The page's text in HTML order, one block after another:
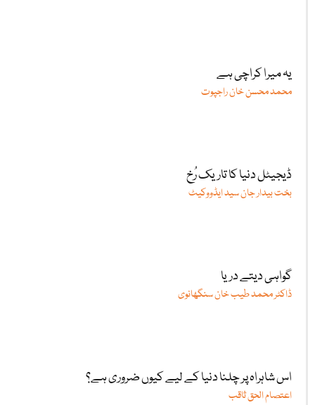
یہ میرا کراچی ہے
محمد محسن خان راجپوت
ڈیجیٹل دنیا کا تاریک رُخ
بخت بیدار جان سید ایڈووکیٹ
گواہی دیتے دریا
ڈاکٹر محمد طیب خان سنگھانوی
اس شاہراہ پر چلنا دنیا کے لیے کیوں ضروری ہے؟
اعتصام الحق ثاقب